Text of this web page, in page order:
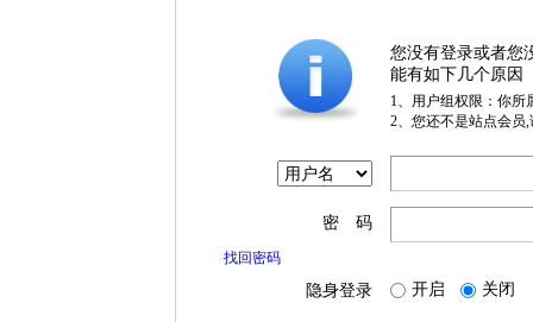
您没有登录或者您
能有如下几个原因
1、用户组权限：你所
2、您还不是站点会员
密 码
找回密码
隐身登录 开启 关闭